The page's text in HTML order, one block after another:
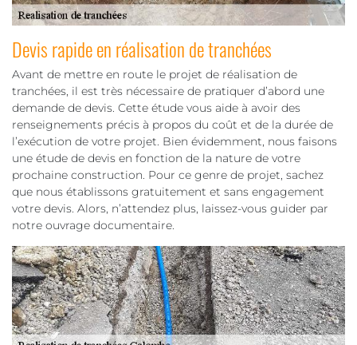
Devis rapide en réalisation de tranchées
Avant de mettre en route le projet de réalisation de
tranchées, il est très nécessaire de pratiquer d’abord une
demande de devis. Cette étude vous aide à avoir des
renseignements précis à propos du coût et de la durée de
l’exécution de votre projet. Bien évidemment, nous faisons
une étude de devis en fonction de la nature de votre
prochaine construction. Pour ce genre de projet, sachez
que nous établissons gratuitement et sans engagement
votre devis. Alors, n’attendez plus, laissez-vous guider par
notre ouvrage documentaire.